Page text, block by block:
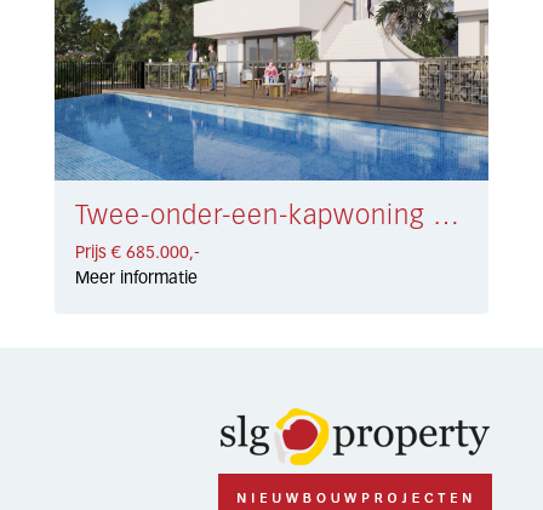
Twee-onder-een-kapwoning Riviera del Sol € 685.000,-
Prijs € 685.000,-
Meer informatie